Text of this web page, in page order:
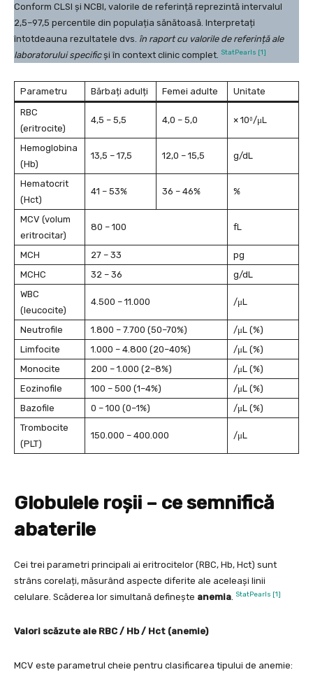
Conform CLSI și NCBI, valorile de referință reprezintă intervalul
2,5–97,5 percentile din populația sănătoasă. Interpretați
întotdeauna rezultatele dvs. în raport cu valorile de referință ale
laboratorului specificși în context clinic complet. StatPearls [1]
Parametru Bărbați adulți Femei adulte
Unitate
RBC
(eritrocite)
4,5 – 5,5 4,0 – 5,0 × 10⁶/μL
Hemoglobina
(Hb)
13,5 – 17,5 12,0 – 15,5 g/dL
Hematocrit
(Hct)
41 – 53% 36 – 46% %
MCV (volum
eritrocitar)
80 – 100 fL
MCH 27 – 33
pg
MCHC
32 – 36
g/dL
WBC
(leucocite)
4.500 – 11.000 /μL
Neutrofile 1.800 – 7.700 (50–70%)
/μL (%)
Limfocite
1.000 – 4.800 (20–40%)
/μL (%)
Monocite
200 – 1.000 (2–8%)
/μL (%)
Eozinofile
100 – 500 (1–4%)
/μL (%)
Bazofile
0 – 100 (0–1%)
/μL (%)
Trombocite
(PLT)
150.000 – 400.000 /μL
Globulele roșii – ce semnifică
abaterile
Cei trei parametri principali ai eritrocitelor (RBC, Hb, Hct) sunt
strâns corelați, măsurând aspecte diferite ale aceleași linii
celulare. Scăderea lor simultană definește anemia StatPearls [1]
Valori scăzute ale RBC / Hb / Hct (anemie)
MCV este parametrul cheie pentru clasificarea tipului de anemie: